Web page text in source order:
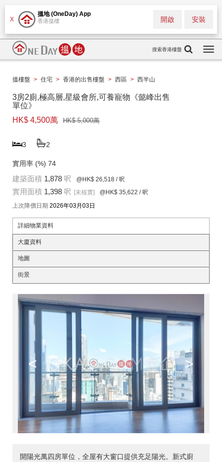
X
搵地 (OneDay) App
香港搵樓 安裝
開啟
搜索香港樓盤
搵樓盤 > 住宅 > 香港的出售樓盤 > 西區 > 西半山
3房2廁,極高層,星級會所,可養寵物《懿峰出售
單位》
HK$ 4,500萬
HK$ 5,000萬
3 2
實用率 (%) 74
建築面積 1,878 呎 @HK$ 26,518 / 呎
實用面積 1,398 呎 [未核實] @HK$ 35,622 / 呎
上次降價日期 2026年03月03日
詳細物業資料
大廈資料
地圖
街景
< >
開陽光萬四房單位，全屋有大窗口提供充足陽光。新式廚